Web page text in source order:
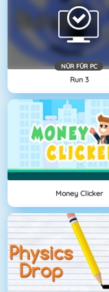
NÜR FÜR PC
Run 3
Money Clicker